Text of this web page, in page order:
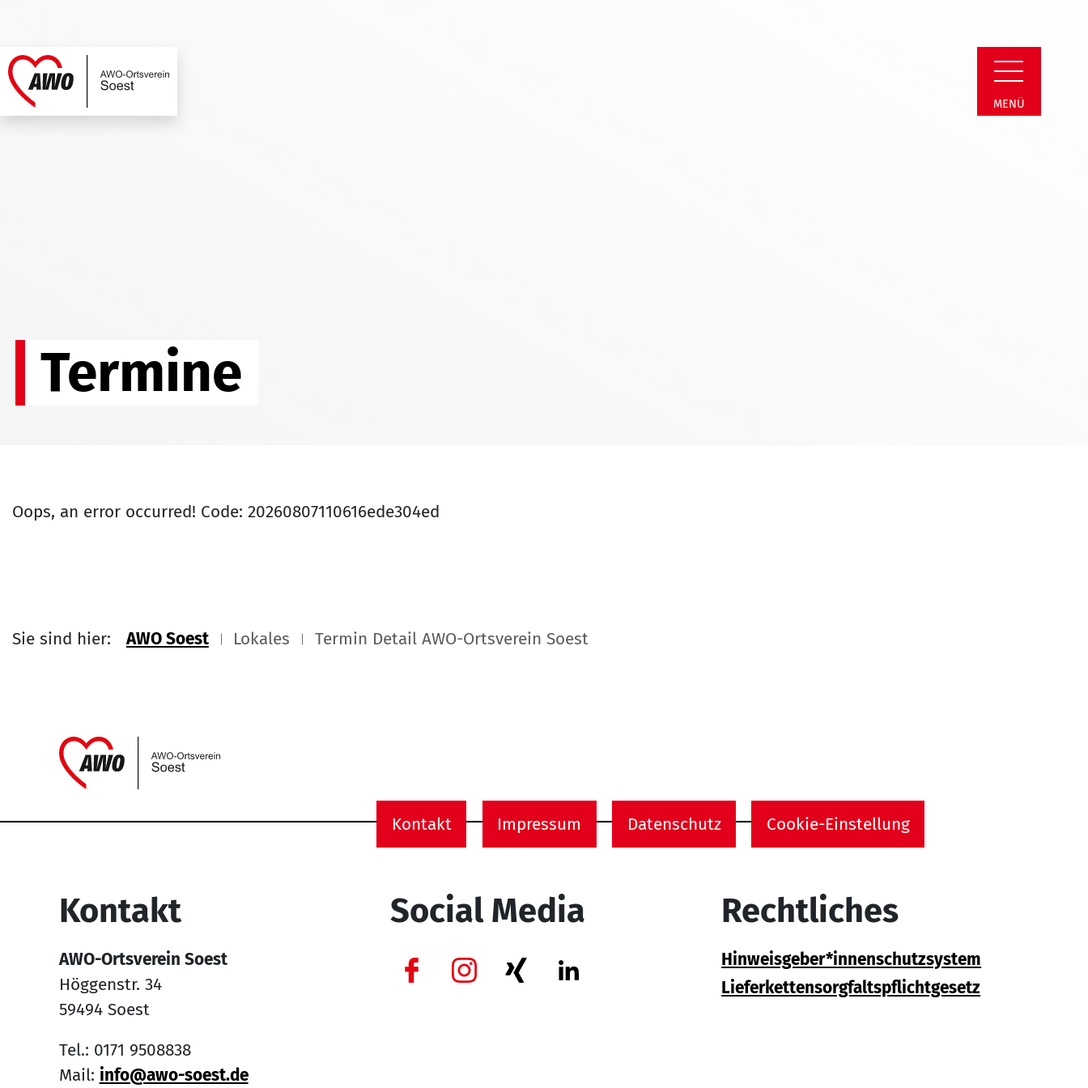
MENÜ
Termine
Oops, an error occurred! Code: 20260807110616ede304ed
Sie sind hier: AWO Soest Lokales Termin Detail AWO-Ortsverein Soest
Service Informationen
Kontakt Impressum Datenschutz Cookie-Einstellung
Kontakt
AWO-Ortsverein Soest
Höggenstr. 34
59494 Soest
Tel.: 0171 9508838
Mail: info@awo-soest.de
Social Media
FacebookInstagramXing
Rechtliches
Hinweisgeber*innenschutzsystem
Lieferkettensorgfaltspflichtgesetz